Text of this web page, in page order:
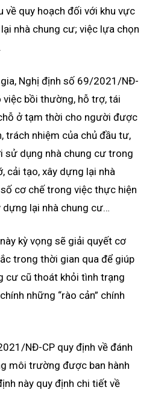
về quy hoạch đối với khu vực
nhà chung cư; việc lựa chọn
Nghị định số 69/2021/NĐ-
việc bồi thường, hỗ trợ, tái
ở tạm thời cho người được
trách nhiệm của chủ đầu tư,
sử dụng nhà chung cư trong
cải tạo, xây dựng lại nhà
cơ chế trong việc thực hiện
dựng lại nhà chung cư…
kỳ vọng sẽ giải quyết cơ
trong thời gian qua để giúp
cư cũ thoát khỏi tình trạng
những “rào cản” chính
NĐ-CP quy định về đánh
môi trường được ban hành
này quy định chi tiết về